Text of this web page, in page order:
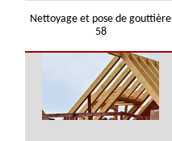
Nettoyage et pose de gouttière
58